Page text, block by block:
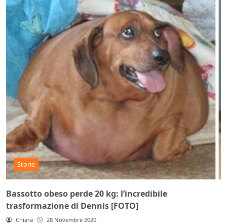
Storie
Bassotto obeso perde 20 kg: l’incredibile
trasformazione di Dennis [FOTO]
Chiara 28 Novembre 2020